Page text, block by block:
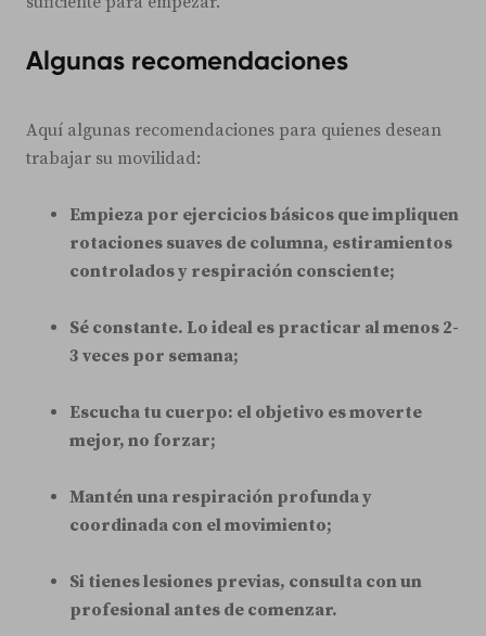
Algunas recomendaciones
Aquí algunas recomendaciones para quienes desean
trabajar su movilidad:
Empieza por ejercicios básicos que impliquen
rotaciones suaves de columna, estiramientos
controlados y respiración consciente;
Sé constante. Lo ideal es practicar al menos 2-
3 veces por semana;
Escucha tu cuerpo: el objetivo es moverte
mejor, no forzar;
Mantén una respiración profunda y
coordinada con el movimiento;
Si tienes lesiones previas, consulta con un
profesional antes de comenzar.